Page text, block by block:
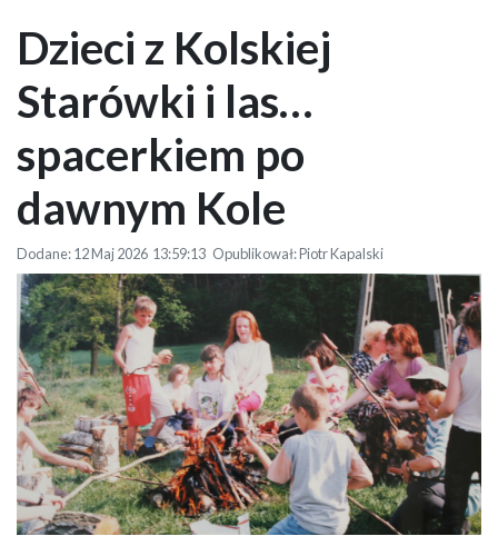
Dzieci z Kolskiej
Starówki i las…
spacerkiem po
dawnym Kole
Dodane: 12 Maj 2026 13:59:13 Opublikował: Piotr Kapalski